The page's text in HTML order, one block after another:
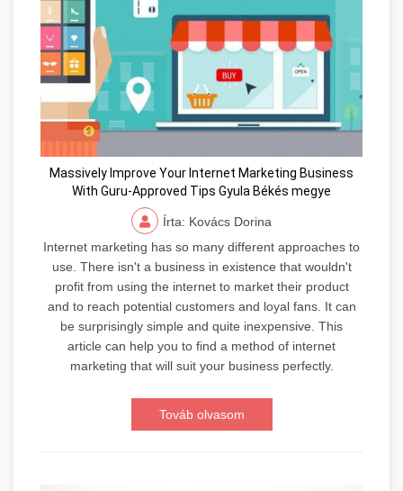
Massively Improve Your Internet Marketing Business
With Guru-Approved Tips Gyula Békés megye
Írta: Kovács Dorina
Internet marketing has so many different approaches to
use. There isn't a business in existence that wouldn't
profit from using the internet to market their product
and to reach potential customers and loyal fans. It can
be surprisingly simple and quite inexpensive. This
article can help you to find a method of internet
marketing that will suit your business perfectly.
Továb olvasom